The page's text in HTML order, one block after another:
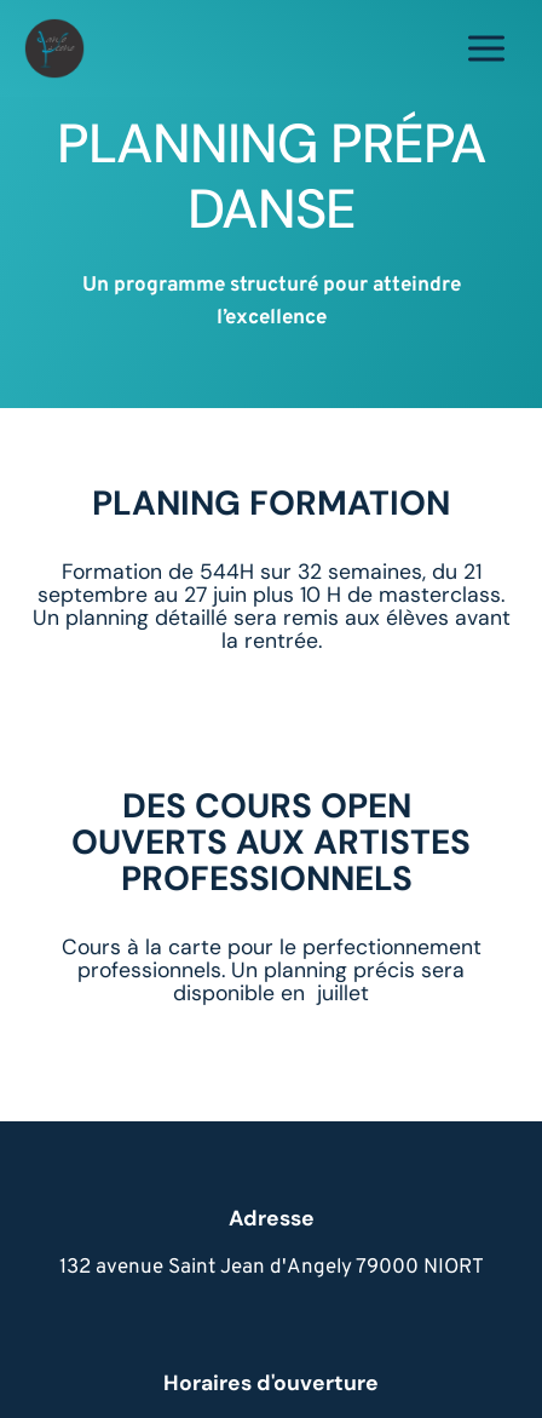
contenu
PLANNING PRÉPA
DANSE
Un programme structuré pour atteindre
l’excellence
PLANING FORMATION
Formation de 544H sur 32 semaines, du 21
septembre au 27 juin plus 10 H de masterclass.
Un planning détaillé sera remis aux élèves avant
la rentrée.
DES COURS OPEN
OUVERTS AUX ARTISTES
PROFESSIONNELS
Cours à la carte pour le perfectionnement
professionnels. Un planning précis sera
disponible en juillet
Adresse
132 avenue Saint Jean d'Angely 79000 NIORT
Horaires d'ouverture